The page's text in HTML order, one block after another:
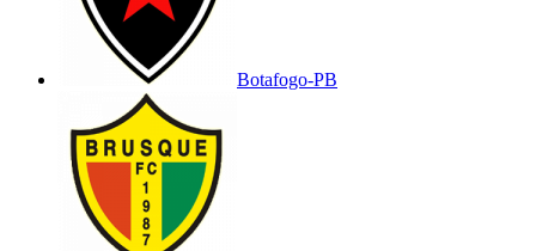
Botafogo-PB